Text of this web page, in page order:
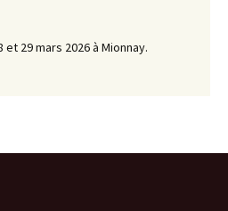
29 mars 2026 à Mionnay.